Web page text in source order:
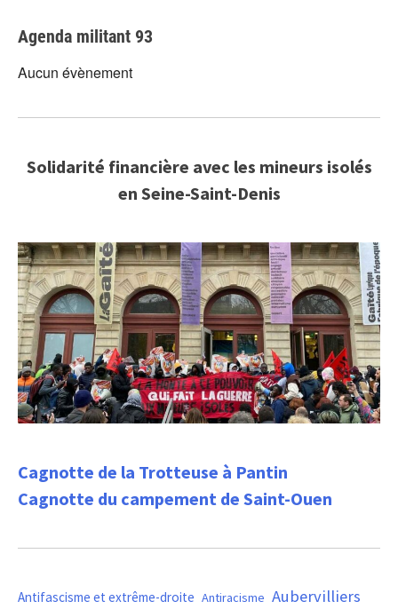
Agenda militant 93
Aucun évènement
Solidarité financière avec les mineurs isolés
en Seine-Saint-Denis
Cagnotte de la Trotteuse à Pantin
Cagnotte du campement de Saint-Ouen
Antifascisme et extrême-droite Antiracisme Aubervilliers